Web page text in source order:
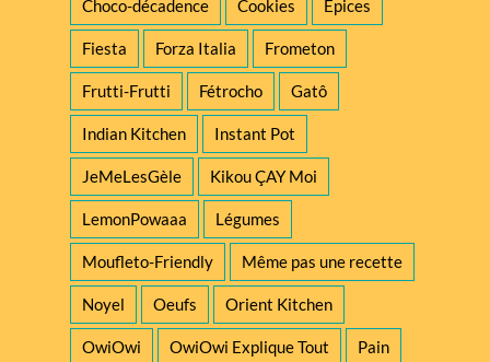
Choco-décadence Cookies Epices
Fiesta Forza Italia Frometon
Frutti-Frutti Fétrocho Gatô
Indian Kitchen Instant Pot
JeMeLesGèle Kikou ÇAY Moi
LemonPowaaa Légumes
Moufleto-Friendly Même pas une recette
Noyel Oeufs Orient Kitchen
OwiOwi OwiOwi Explique Tout Pain